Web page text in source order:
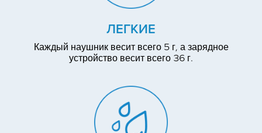
ЛЕГКИЕ
Каждый наушник весит всего 5 г, а зарядное
устройство весит всего 36 г.